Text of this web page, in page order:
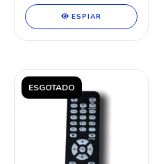
ESPIAR
ESGOTADO